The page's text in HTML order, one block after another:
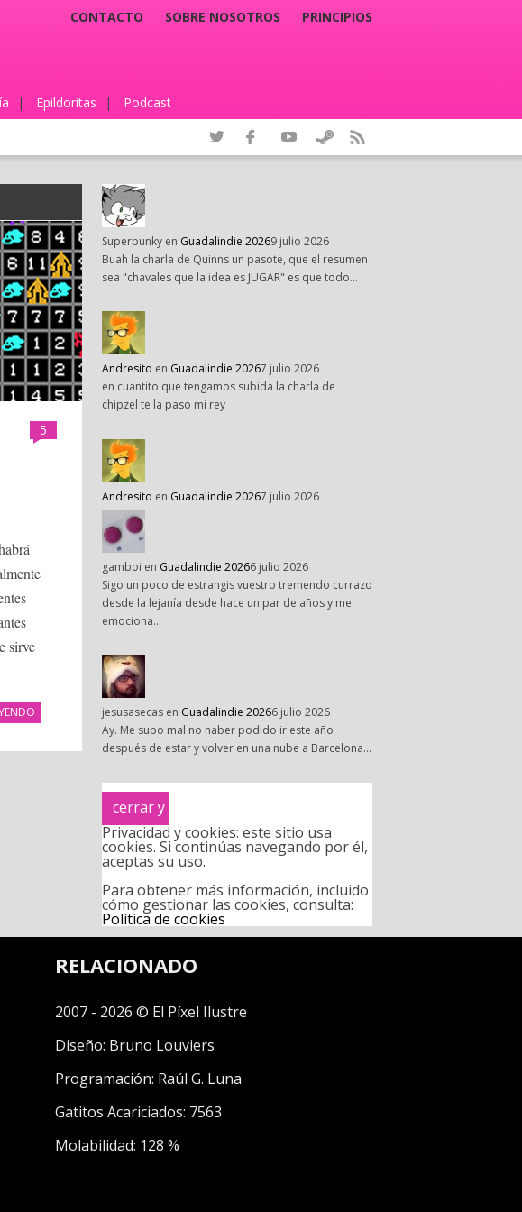
CONTACTO SOBRE NOSOTROS PRINCIPIOS
| Epildoritas | Podcast
5
sirve
Superpunky en Guadalindie 20269 julio 2026
Buah la charla de Quinns un pasote, que el resumen
sea "chavales que la idea es JUGAR" es que todo…
Andresito en Guadalindie 20267 julio 2026
en cuantito que tengamos subida la charla de
chipzel te la paso mi rey
Andresito en Guadalindie 20267 julio 2026
gamboi en Guadalindie 20266 julio 2026
Sigo un poco de estrangis vuestro tremendo currazo
desde la lejanía desde hace un par de años y me
emociona…
jesusasecas en Guadalindie 20266 julio 2026
Ay. Me supo mal no haber podido ir este año
después de estar y volver en una nube a Barcelona…
Privacidad y cookies: este sitio usa
cookies. Si continúas navegando por él,
aceptas su uso.
Para obtener más información, incluido
cómo gestionar las cookies, consulta:
Política de cookies
RELACIONADO
2007 - 2026 © El Píxel Ilustre
Diseño: Bruno Louviers
Programación: Raúl G. Luna
Gatitos Acariciados: 7563
Molabilidad: 128 %